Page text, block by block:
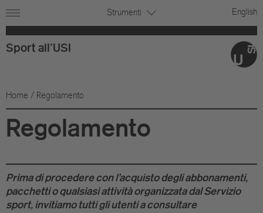
Sport all'USI
Strumenti English
Home / Regolamento
Regolamento
Prima di procedere con l'acquisto degli abbonamenti,
pacchetti o qualsiasi attività organizzata dal Servizio
sport, invitiamo tutti gli utenti a consultare